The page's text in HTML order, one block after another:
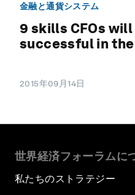
金融と通貨システム
9 skills CFOs
successful in
2015年09月14日
世界経済フォーラムに
私たちのストラテジー